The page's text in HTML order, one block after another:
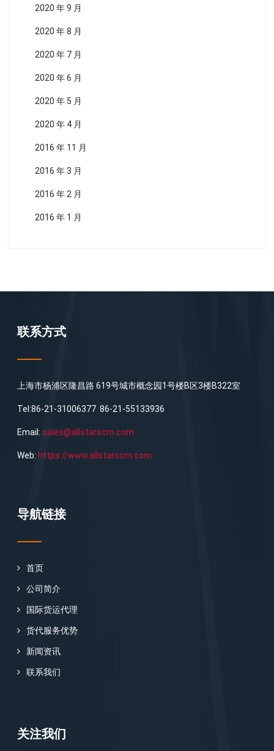
2020 年 9 月
2020 年 8 月
2020 年 7 月
2020 年 6 月
2020 年 5 月
2020 年 4 月
2016 年 11 月
2016 年 3 月
2016 年 2 月
2016 年 1 月
联系方式
上海市杨浦区隆昌路 619号城市概念园1号楼B区3楼B322室
Tel:86-21-31006377 86-21-55133936
Email:sales@allstarscm.com
Web: https://www.allstarscm.com
导航链接
首页
公司简介
国际货运代理
货代服务优势
新闻资讯
联系我们
关注我们